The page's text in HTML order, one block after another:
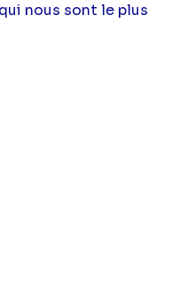
nous sont le plus